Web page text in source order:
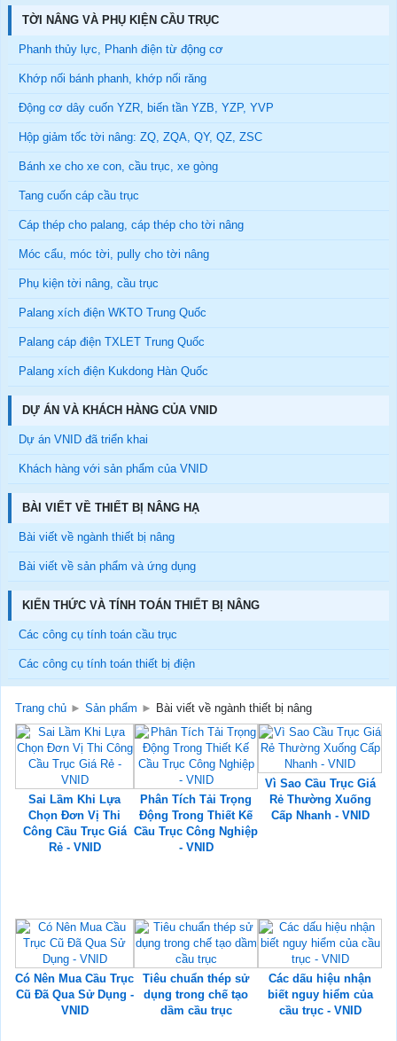
TỜI NÂNG VÀ PHỤ KIỆN CẦU TRỤC
Phanh thủy lực, Phanh điện từ động cơ
Khớp nối bánh phanh, khớp nối răng
Động cơ dây cuốn YZR, biến tần YZB, YZP, YVP
Hộp giảm tốc tời nâng: ZQ, ZQA, QY, QZ, ZSC
Bánh xe cho xe con, cầu trục, xe gòng
Tang cuốn cáp cầu trục
Cáp thép cho palang, cáp thép cho tời nâng
Móc cẩu, móc tời, pully cho tời nâng
Phụ kiện tời nâng, cầu trục
Palang xích điện WKTO Trung Quốc
Palang cáp điện TXLET Trung Quốc
Palang xích điện Kukdong Hàn Quốc
DỰ ÁN VÀ KHÁCH HÀNG CỦA VNID
Dự án VNID đã triển khai
Khách hàng với sản phẩm của VNID
BÀI VIẾT VỀ THIẾT BỊ NÂNG HẠ
Bài viết về ngành thiết bị nâng
Bài viết về sản phẩm và ứng dụng
KIẾN THỨC VÀ TÍNH TOÁN THIẾT BỊ NÂNG
Các công cụ tính toán cầu trục
Các công cụ tính toán thiết bị điện
Trang chủ ► Sản phẩm ► Bài viết về ngành thiết bị nâng
Sai Lầm Khi Lựa
Chọn Đơn Vị Thi
Công Cầu Trục Giá
Rẻ - VNID
Phân Tích Tải Trọng
Động Trong Thiết Kế
Cầu Trục Công Nghiệp
- VNID
Vì Sao Cầu Trục Giá
Rẻ Thường Xuống
Cấp Nhanh - VNID
Có Nên Mua Cầu Trục
Cũ Đã Qua Sử Dụng -
VNID
Tiêu chuẩn thép sử
dụng trong chế tạo
dầm cầu trục
Các dấu hiệu nhận
biết nguy hiểm của
cầu trục - VNID